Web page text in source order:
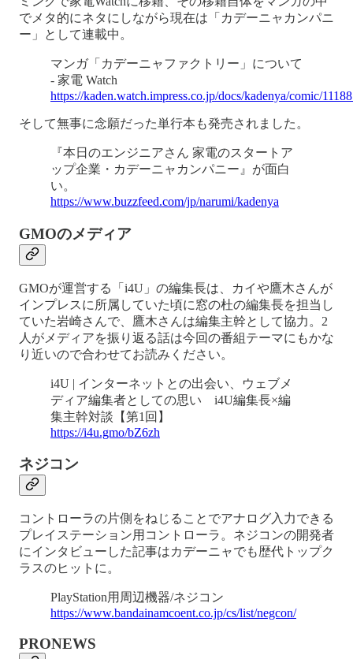
でメタ的にネタにしながら現在は「カデーニャカンパニ
ー」として連載中。
マンガ「カデーニャファクトリー」について
- 家電 Watch
https://kaden.watch.impress.co.jp/docs/kadenya/comic/
そして無事に念願だった単行本も発売されました。
『本日のエンジニアさん 家電のスタートア
ップ企業・カデーニャカンパニー』が面白
い。
https://www.buzzfeed.com/jp/narumi/kadenya
GMOのメディア
GMOが運営する「i4U」の編集長は、カイや鷹木さんが
インプレスに所属していた頃に窓の杜の編集長を担当し
ていた岩崎さんで、鷹木さんは編集主幹として協力。2
人がメディアを振り返る話は今回の番組テーマにもかな
り近いので合わせてお読みください。
i4U | インターネットとの出会い、ウェブメ
ディア編集者としての思い i4U編集長×編
集主幹対談【第1回】
https://i4u.gmo/bZ6zh
ネジコン
コントローラの片側をねじることでアナログ入力できる
プレイステーション用コントローラ。ネジコンの開発者
にインタビューした記事はカデーニャでも歴代トップク
ラスのヒットに。
PlayStation用周辺機器/ネジコン
https://www.bandainamcoent.co.jp/cs/list/negcon/
PRONEWS